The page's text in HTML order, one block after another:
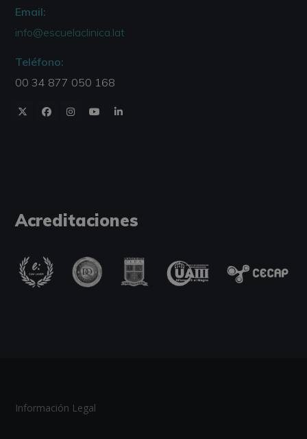
Email:
info@escuelaclinica.lat
Teléfono:
00 34 877 050 168
Acreditaciones
Información Legal